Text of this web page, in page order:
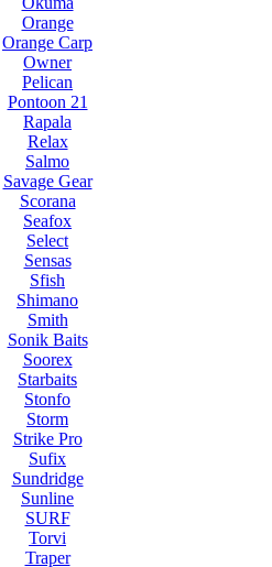
Orange
Orange Carp
Owner
Pelican
Pontoon 21
Rapala
Relax
Salmo
Savage Gear
Scorana
Seafox
Select
Sensas
Sfish
Shimano
Smith
Sonik Baits
Soorex
Starbaits
Stonfo
Storm
Strike Pro
Sufix
Sundridge
Sunline
SURF
Torvi
Traper